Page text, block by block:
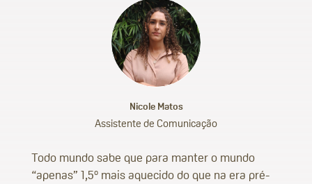
Nicole Matos
Assistente de Comunicação
Todo mundo sabe que para manter o mundo
“apenas” 1,5º mais aquecido do que na era pré-